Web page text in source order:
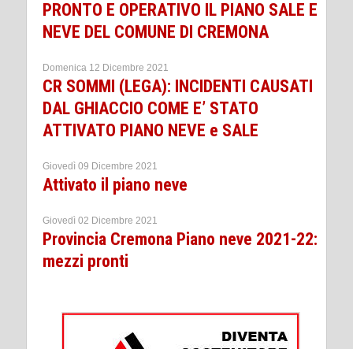
PRONTO E OPERATIVO IL PIANO SALE E
NEVE DEL COMUNE DI CREMONA
Domenica 12 Dicembre 2021
CR SOMMI (LEGA): INCIDENTI CAUSATI
DAL GHIACCIO COME E’ STATO
ATTIVATO PIANO NEVE e SALE
Giovedì 09 Dicembre 2021
Attivato il piano neve
Giovedì 02 Dicembre 2021
Provincia Cremona Piano neve 2021-22:
mezzi pronti